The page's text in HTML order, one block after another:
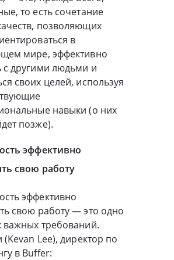
то есть сочетание
позволяющих
в
мире, эффективно
с другими людьми и
своих целей, используя
навыки (о них
позже).
эффективно
свою работу
эффективно
свою работу — это одно
важных требований.
Lee), директор по
в Buffer: